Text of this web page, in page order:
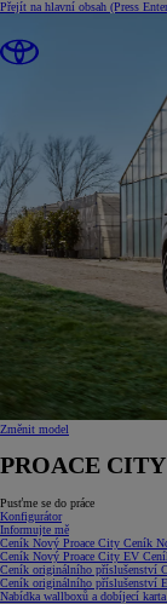
Přejít na hlavní obsah (Press
Změnit model
PROACE CITY
Pusťme se do práce
Konfigurátor
Informujte mě
Ceník Nový Proace City Ceník
Ceník Nový Proace City EV
Ceník originálního příslušenství
Ceník originálního příslušenství
Nabídka wallboxů a dobíjecí karta